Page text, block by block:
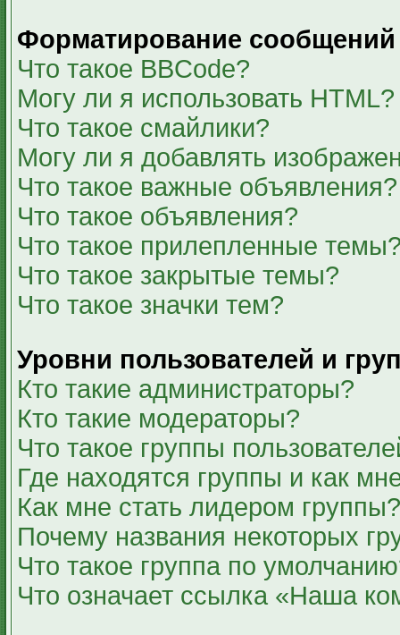
Форматирование
Что такое BBCode?
Могу ли я использовать HTML?
Что такое смайлики?
Могу ли я добавлять
Что такое важные объявления?
Что такое объявления?
Что такое прилепленные
Что такое закрытые темы?
Что такое значки тем?
Уровни пользователей и
Кто такие администраторы?
Кто такие модераторы?
Что такое группы
Где находятся группы и как
Как мне стать лидером группы?
Почему названия некоторых
Что такое группа по
Что означает ссылка «Наша